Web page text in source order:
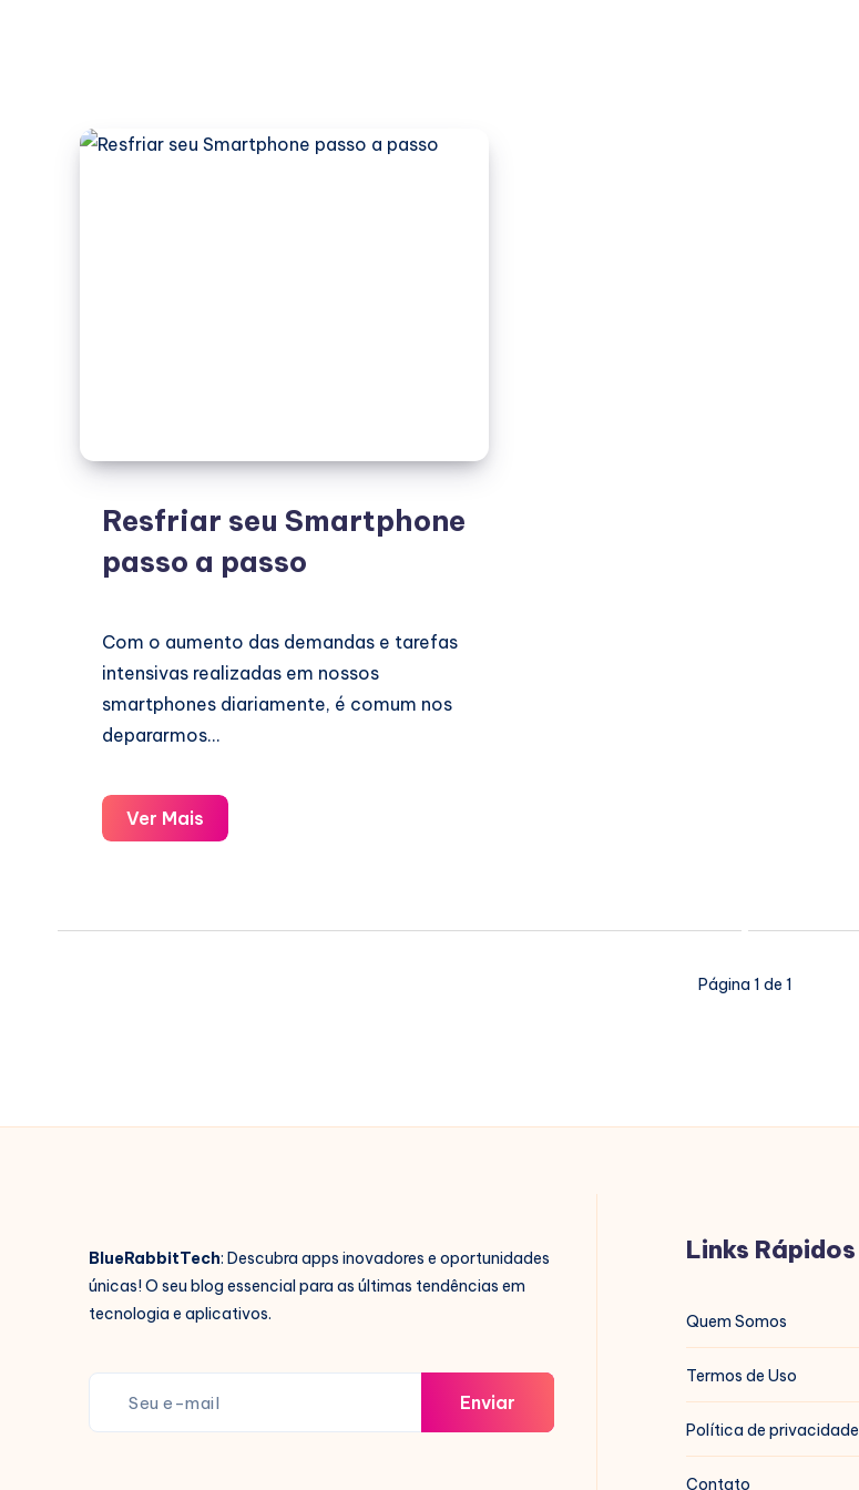
Resfriar seu Smartphone
passo a passo
Com o aumento das demandas e tarefas
intensivas realizadas em nossos
smartphones diariamente, é comum nos
depararmos…
Ver Mais
seu
Página 1 de 1
BlueRabbitTech: Descubra apps inovadores e oportunidades
únicas! O seu blog essencial para as últimas tendências em
tecnologia e aplicativos.
Enviar
Links Rápidos
Quem Somos
Termos de Uso
Política de privacidade
Contato